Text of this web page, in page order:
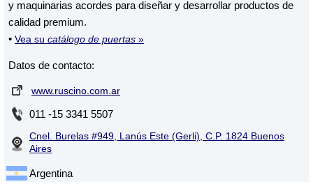
y maquinarias acordes para diseñar y desarrollar productos de
calidad premium.
• Vea su catálogo de puertas »
Datos de contacto:
www.ruscino.com.ar
011 -15 3341 5507
Cnel. Burelas #949, Lanús Este (Gerli), C.P. 1824 Buenos
Aires
Argentina